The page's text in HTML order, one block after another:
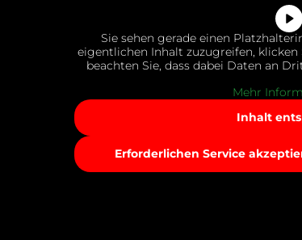
Sie sehen gerade einen
eigentlichen Inhalt zuzugreifen,
beachten Sie, dass dabei Daten an
Mehr
Inhalt
Erforderlichen Service